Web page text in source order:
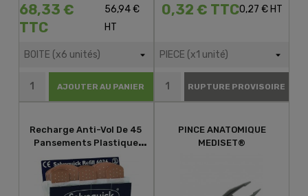
68,33 €
TTC
56,94 €
HT
AJOUTER AU PANIER
0,32 € TTC0,27 € HT
RUPTURE PROVISOIRE
Recharge Anti-Vol De 45
Pansements Plastique
Salvequick Cederroth
PINCE ANATOMIQUE
MEDISET®